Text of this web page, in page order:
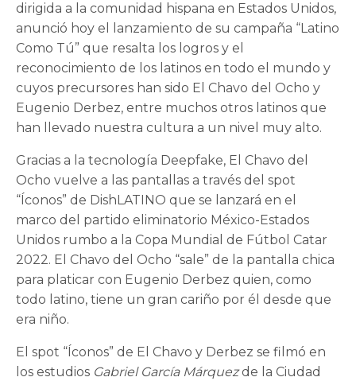
dirigida a la comunidad hispana en Estados Unidos,
anunció hoy el lanzamiento de su campaña “Latino
Como Tú” que resalta los logros y el
reconocimiento de los latinos en todo el mundo y
cuyos precursores han sido El Chavo del Ocho y
Eugenio Derbez, entre muchos otros latinos que
han llevado nuestra cultura a un nivel muy alto.
Gracias a la tecnología Deepfake, El Chavo del
Ocho vuelve a las pantallas a través del spot
“Íconos” de DishLATINO que se lanzará en el
marco del partido eliminatorio México-Estados
Unidos rumbo a la Copa Mundial de Fútbol Catar
2022. El Chavo del Ocho “sale” de la pantalla chica
para platicar con Eugenio Derbez quien, como
todo latino, tiene un gran cariño por él desde que
era niño.
El spot “Íconos” de El Chavo y Derbez se filmó en
los estudios Gabriel García Márquezde la Ciudad